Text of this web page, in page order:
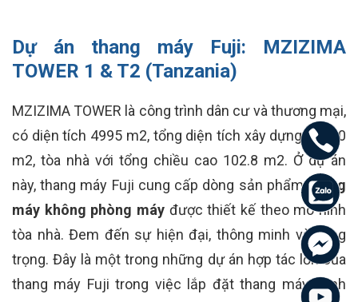
Dự án thang máy Fuji: MZIZIMA
TOWER 1 & T2 (Tanzania)
MZIZIMA TOWER là công trình dân cư và thương mại,
có diện tích 4995 m2, tổng diện tích xây dựng 51780
m2, tòa nhà với tổng chiều cao 102.8 m2. Ở dự án
này, thang máy Fuji cung cấp dòng sản phẩmthang
máy không phòng máy được thiết kế theo mô hình
tòa nhà. Đem đến sự hiện đại, thông minh và sang
trọng. Đây là một trong những dự án hợp tác lớn của
thang máy Fuji trong việc lắp đặt thang máy dành